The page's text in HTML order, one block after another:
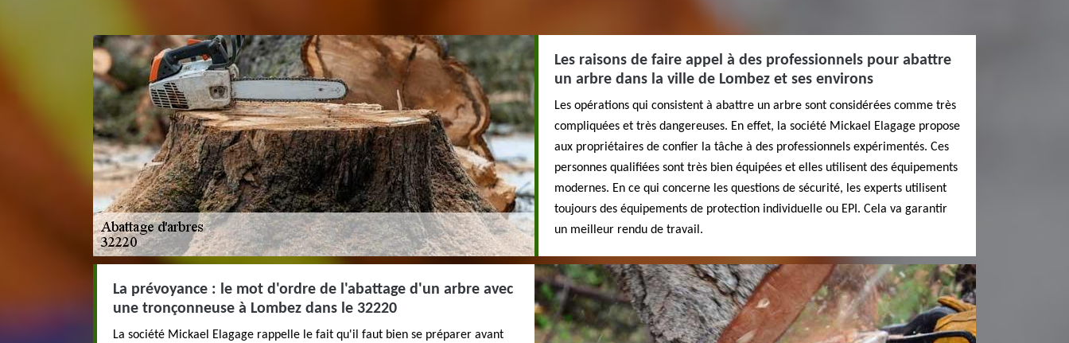
Les raisons de faire appel à des professionnels pour abattre
un arbre dans la ville de Lombez et ses environs
Les opérations qui consistent à abattre un arbre sont considérées comme très
compliquées et très dangereuses. En effet, la société Mickael Elagage propose
aux propriétaires de confier la tâche à des professionnels expérimentés. Ces
personnes qualifiées sont très bien équipées et elles utilisent des équipements
modernes. En ce qui concerne les questions de sécurité, les experts utilisent
toujours des équipements de protection individuelle ou EPI. Cela va garantir
un meilleur rendu de travail.
La prévoyance : le mot d'ordre de l'abattage d'un arbre avec
une tronçonneuse à Lombez dans le 32220
La société Mickael Elagage rappelle le fait qu'il faut bien se préparer avant